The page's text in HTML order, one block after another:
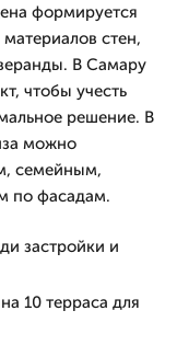
формируется
стен,
В Самару
чтобы учесть
решение. В
можно
семейным,
по фасадам.
застройки и
10 терраса для